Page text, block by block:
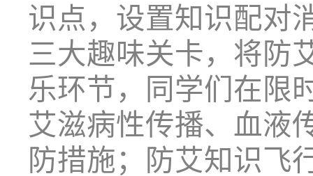
识点，设置知识配对
三大趣味关卡，将防
乐环节，同学们在限
艾滋病性传播、血液
防措施；防艾知识飞